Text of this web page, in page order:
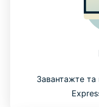
Завантажте та